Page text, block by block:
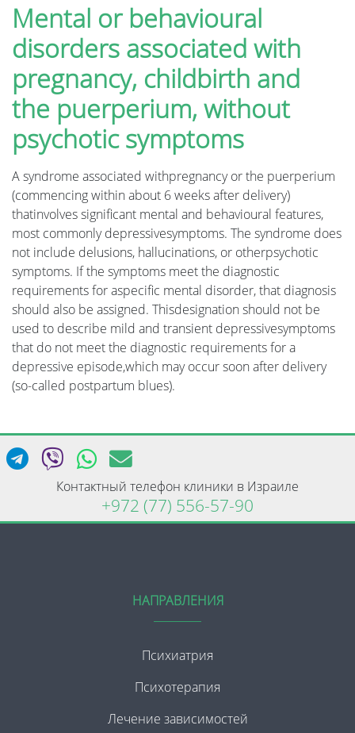
Mental or behavioural
disorders associated with
pregnancy, childbirth and
the puerperium, without
psychotic symptoms
A syndrome associated withpregnancy or the puerperium
(commencing within about 6 weeks after delivery)
thatinvolves significant mental and behavioural features,
most commonly depressivesymptoms. The syndrome does
not include delusions, hallucinations, or otherpsychotic
symptoms. If the symptoms meet the diagnostic
requirements for aspecific mental disorder, that diagnosis
should also be assigned. Thisdesignation should not be
used to describe mild and transient depressivesymptoms
that do not meet the diagnostic requirements for a
depressive episode,which may occur soon after delivery
(so-called postpartum blues).
Контактный телефон клиники в Израиле
+972 (77) 556-57-90
НАПРАВЛЕНИЯ
Психиатрия
Психотерапия
Лечение зависимостей